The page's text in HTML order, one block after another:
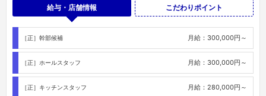
給与・店舗情報 こだわりポイント
［正］幹部候補 月給：300,000円～
［正］ホールスタッフ 月給：300,000円～
［正］キッチンスタッフ 月給：280,000円～